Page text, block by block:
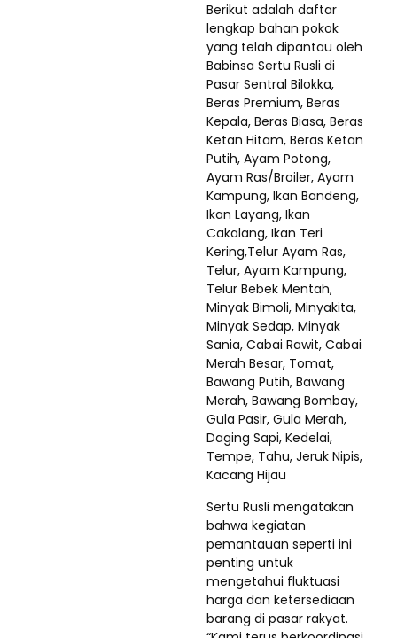
Berikut adalah daftar
lengkap bahan pokok
yang telah dipantau oleh
Babinsa Sertu Rusli di
Pasar Sentral Bilokka,
Beras Premium, Beras
Kepala, Beras Biasa, Beras
Ketan Hitam, Beras Ketan
Putih, Ayam Potong,
Ayam Ras/Broiler, Ayam
Kampung, Ikan Bandeng,
Ikan Layang, Ikan
Cakalang, Ikan Teri
Kering,Telur Ayam Ras,
Telur, Ayam Kampung,
Telur Bebek Mentah,
Minyak Bimoli, Minyakita,
Minyak Sedap, Minyak
Sania, Cabai Rawit, Cabai
Merah Besar, Tomat,
Bawang Putih, Bawang
Merah, Bawang Bombay,
Gula Pasir, Gula Merah,
Daging Sapi, Kedelai,
Tempe, Tahu, Jeruk Nipis,
Kacang Hijau
Sertu Rusli mengatakan
bahwa kegiatan
pemantauan seperti ini
penting untuk
mengetahui fluktuasi
harga dan ketersediaan
barang di pasar rakyat.